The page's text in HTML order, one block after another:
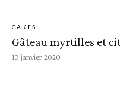
CAKES
Gâteau myrtilles et
13 janvier 2020